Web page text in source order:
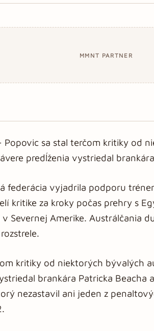
MMNT PARTNER
Popovic sa stal terčom kritiky od
predĺženia vystriedal
federácia vyjadrila podporu
kritike za kroky počas prehry s
Severnej Amerike. Austrálčania
kritiky od niektorých bývalých
brankára Patricka Beacha
nezastavil ani jeden z